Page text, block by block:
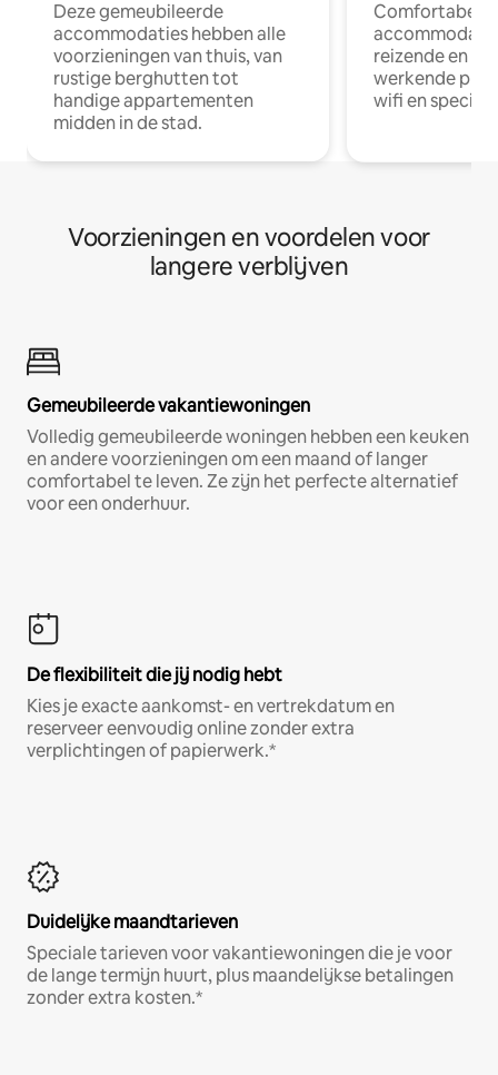
Deze gemeubileerde
accommodaties hebben alle
voorzieningen van thuis, van
rustige berghutten tot
handige appartementen
midden in de stad.
Comfortabele
reizende en
werkende
wifi en
Voorzieningen en voordelen voor
langere verblijven
Gemeubileerde vakantiewoningen
Volledig gemeubileerde woningen hebben een keuken
en andere voorzieningen om een maand of langer
comfortabel te leven. Ze zijn het perfecte alternatief
voor een onderhuur.
De flexibiliteit die jij nodig hebt
Kies je exacte aankomst- en vertrekdatum en
reserveer eenvoudig online zonder extra
verplichtingen of papierwerk.*
Duidelijke maandtarieven
Speciale tarieven voor vakantiewoningen die je voor
de lange termijn huurt, plus maandelijkse betalingen
zonder extra kosten.*